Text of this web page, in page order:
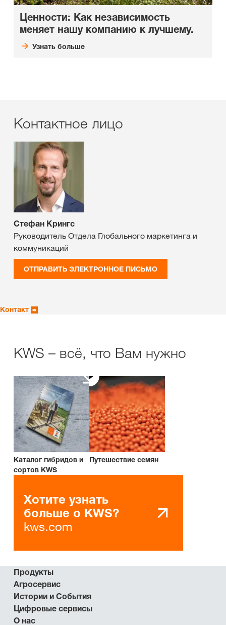
Ценности: Как независимость
меняет нашу компанию к лучшему.
Узнать больше
Контактное лицо
Стефан Крингс
Руководитель Отдела Глобального маркетинга и
коммуникаций
ОТПРАВИТЬ ЭЛЕКТРОННОЕ ПИСЬМО
Контакт
KWS – всё, что Вам нужно
Каталог гибридов и
сортов KWS
Путешествие семян
Хотите узнать
больше о KWS?
kws.com
Продукты
Агросервис
Истории и События
Цифровые сервисы
О нас